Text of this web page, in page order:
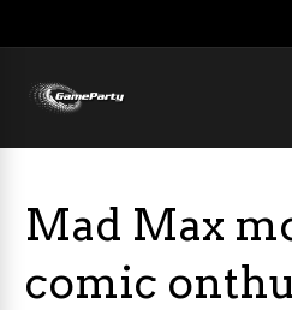
Mad Max
comic